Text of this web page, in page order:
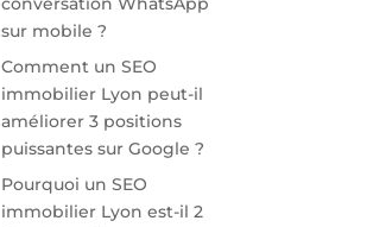
sur mobile ?
Comment un SEO
immobilier Lyon peut-il
améliorer 3 positions
puissantes sur Google ?
Pourquoi un SEO
immobilier Lyon est-il 2